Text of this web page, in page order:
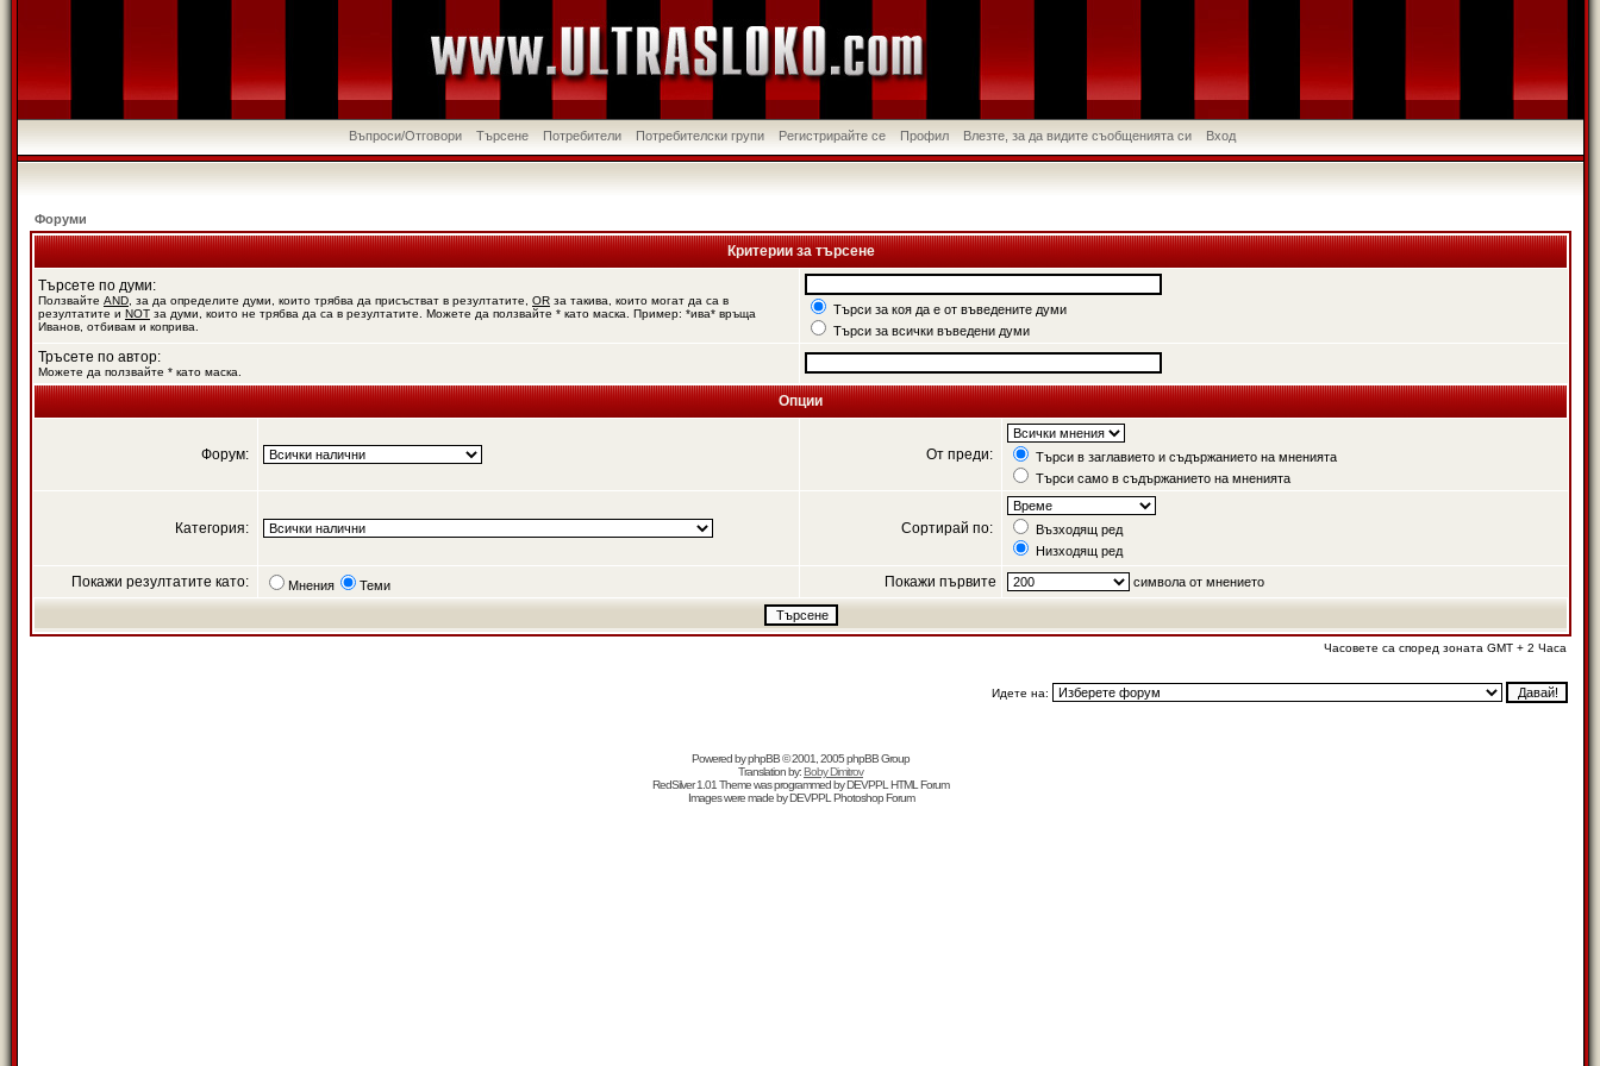
Въпроси/Отговори Търсене Потребители Потребителски групи Регистрирайте се Профил Влезте, за да видите съобщенията си Вход
Форуми
Критерии за търсене
Търсете по думи:
Ползвайте AND , за да определите думи, които трябва да присъстват в резултатите, OR за такива, които могат да са в
резултатите и NOT за думи, които не трябва да са в резултатите. Можете да ползвайте * като маска. Пример: *ива* връща
Иванов, отбивам и коприва.
Търси за коя да е от въведените думи
Търси за всички въведени думи
Тръсете по автор:
Можете да ползвайте * като маска.
Опции
Форум: От преди:
Търси в заглавието и съдържанието на мненията
Търси само в съдържанието на мненията
Категория: Сортирай по:
Възходящ ред
Низходящ ред
Покажи резултатите като: Мнения Теми Покажи първите символа от мнението
Часовете са според зоната GMT + 2 Часа
Идете на:
Powered byphpBB© 2001, 2005 phpBB Group
Translation by:Boby Dimitrov
RedSilver 1.01 Theme was programmed byDEVPPL HTML Forum
Images were made byDEVPPL Photoshop Forum